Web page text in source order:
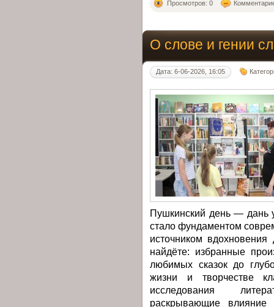
Просмотров: 0
О слове и гении
Дата: 6-06-2026, 16:05
Пушкинский день — дань
стало фундаментом
источником
найдёте: избранные
любимых сказок до
жизни и творчестве
исследования
раскрывающие